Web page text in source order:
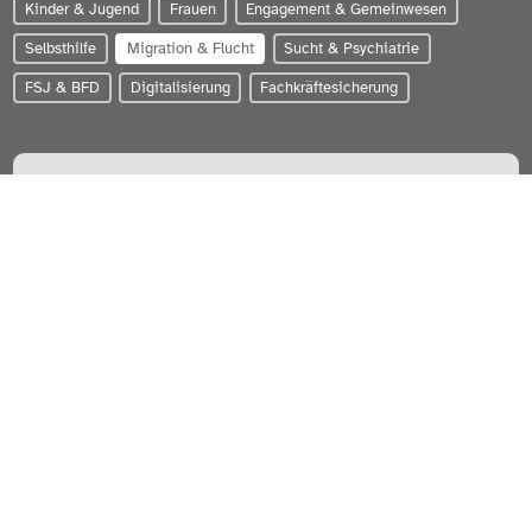
Kinder & Jugend Frauen Engagement & Gemeinwesen
Selbsthilfe Migration & Flucht Sucht & Psychiatrie
FSJ & BFD Digitalisierung Fachkräftesicherung